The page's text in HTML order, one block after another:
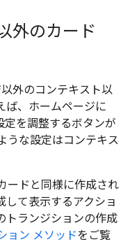
外のカード
外のコンテキスト以
ば、ホームページに
定を調整するボタンが
うな設定はコンテキス
ードと同様に作成され
して表示するアクショ
トランジションの作成
ョン メソッドをご覧